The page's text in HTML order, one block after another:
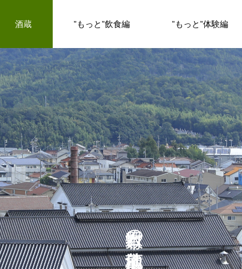
酒蔵 ”もっと”飲食編 ”もっと”体験編
の